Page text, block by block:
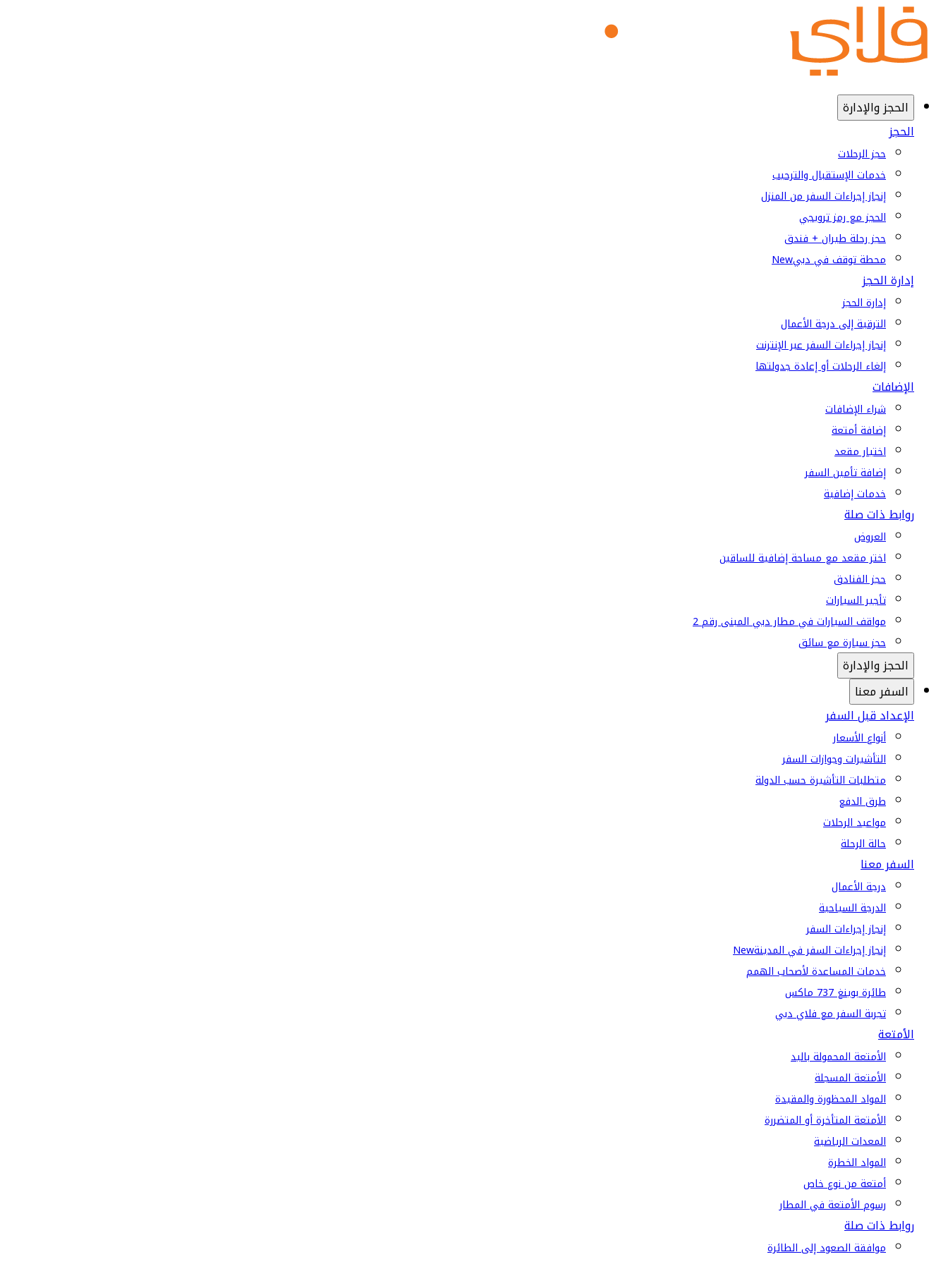
الحجز والإدارة
الحجز
حجز الرحلات
خدمات الإستقبال والترحيب
إنجاز إجراءات السفر من المنزل
الحجز مع رمز ترويجي
حجز رحلة طيران + فندق
محطة توقف في دبيNew
إدارة الحجز
إدارة الحجز
الترقية إلى درجة الأعمال
إنجاز إجراءات السفر عبر الإنترنت
إلغاء الرحلات أو إعادة جدولتها
الإضافات
شراء الإضافات
إضافة أمتعة
اختيار مقعد
إضافة تأمين السفر
خدمات إضافية
روابط ذات صلة
العروض
اختر مقعد مع مساحة إضافية للساقين
حجز الفنادق
تأجير السيارات
مواقف السيارات في مطار دبي المبنى رقم 2
حجز سيارة مع سائق
الحجز والإدارة
السفر معنا
الإعداد قبل السفر
أنواع الأسعار
التأشيرات وجوازات السفر
متطلبات التأشيرة حسب الدولة
طرق الدفع
مواعيد الرحلات
حالة الرحلة
السفر معنا
درجة الأعمال
الدرجة السياحية
إنجاز إجراءات السفر
إنجاز إجراءات السفر في المدينةNew
خدمات المساعدة لأصحاب الهمم
طائرة بوينغ 737 ماكس
تجربة السفر مع فلاي دبي
الأمتعة
الأمتعة المحمولة باليد
الأمتعة المسجلة
المواد المحظورة والمقيدة
الأمتعة المتأخرة أو المتضررة
المعدات الرياضية
المواد الخطرة
أمتعة من نوع خاص
رسوم الأمتعة في المطار
روابط ذات صلة
موافقة الصعود إلى الطائرة